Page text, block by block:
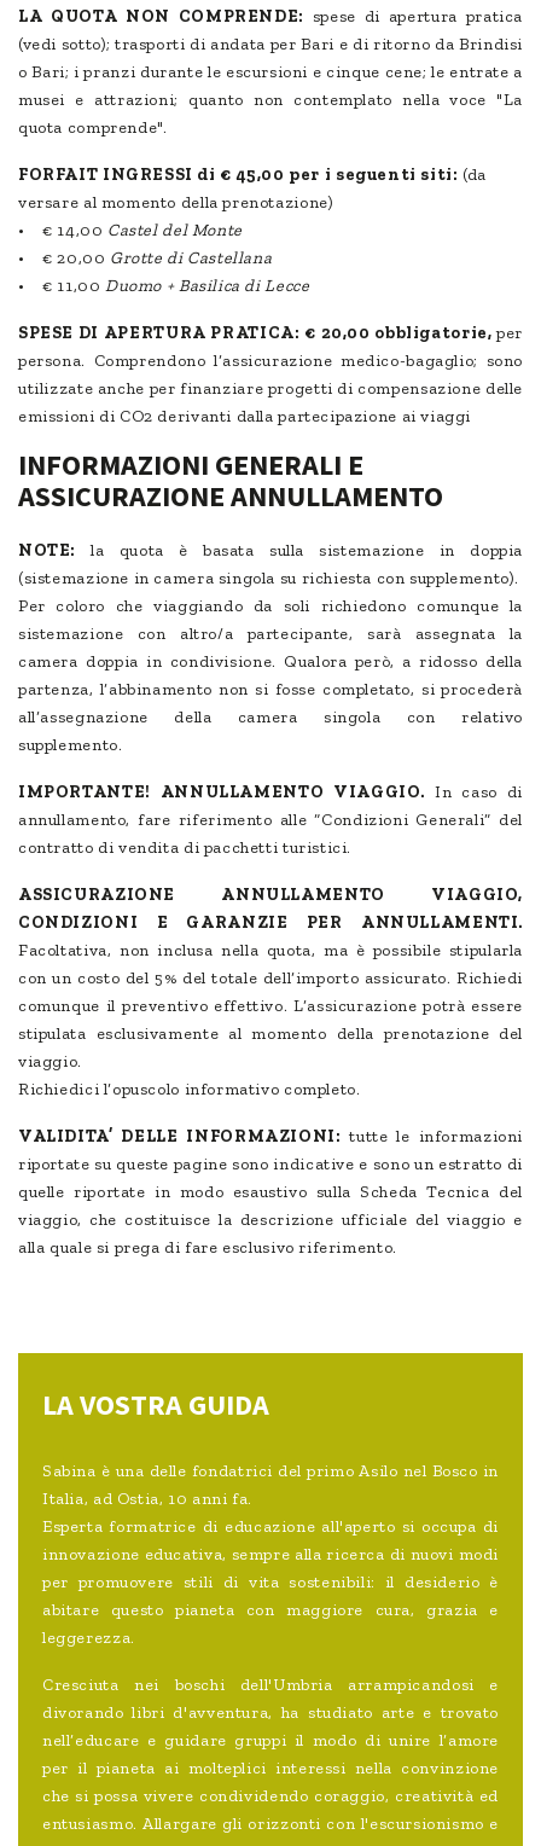
LA QUOTA NON COMPRENDE: spese di apertura pratica
(vedi sotto); trasporti di andata per Bari e di ritorno da Brindisi
o Bari; i pranzi durante le escursioni e cinque cene; le entrate a
musei e attrazioni; quanto non contemplato nella voce "La
quota comprende".
FORFAIT INGRESSI di € 45,00 per i seguenti siti: (da
versare al momento della prenotazione)
• € 14,00 Castel del Monte
• € 20,00 Grotte di Castellana
• € 11,00 Duomo + Basilica di Lecce
SPESE DI APERTURA PRATICA: € 20,00 obbligatorie,per
persona. Comprendono l’assicurazione medico-bagaglio; sono
utilizzate anche per finanziare progetti di compensazione delle
emissioni di CO2 derivanti dalla partecipazione ai viaggi
INFORMAZIONI GENERALI E
ASSICURAZIONE ANNULLAMENTO
NOTE:
la quota è basata sulla sistemazione in doppia
(sistemazione in camera singola su richiesta con supplemento).
Per coloro che viaggiando da soli richiedono comunque la
sistemazione con altro/a partecipante, sarà assegnata la
camera doppia in condivisione. Qualora però, a ridosso della
partenza, l’abbinamento non si fosse completato, si procederà
all’assegnazione della camera singola con relativo
supplemento.
IMPORTANTE! ANNULLAMENTO VIAGGIO. In caso di
annullamento, fare riferimento alle “Condizioni Generali” del
contratto di vendita di pacchetti turistici.
ASSICURAZIONE ANNULLAMENTO VIAGGIO,
CONDIZIONI E GARANZIE PER ANNULLAMENTI.
Facoltativa, non inclusa nella quota, ma è possibile stipularla
con un costo del 5% del totale dell’importo assicurato. Richiedi
comunque il preventivo effettivo. L’assicurazione potrà essere
stipulata esclusivamente al momento della prenotazione del
viaggio.
Richiedici l’opuscolo informativo completo.
VALIDITA’ DELLE INFORMAZIONI: tutte le informazioni
riportate su queste pagine sono indicative e sono un estratto di
quelle riportate in modo esaustivo sulla Scheda Tecnica del
viaggio, che costituisce la descrizione ufficiale del viaggio e
alla quale si prega di fare esclusivo riferimento.
LA VOSTRA GUIDA
Sabina è una delle fondatrici del primo Asilo nel Bosco in
Italia, ad Ostia, 10 anni fa.
Esperta formatrice di educazione all'aperto si occupa di
innovazione educativa, sempre alla ricerca di nuovi modi
per promuovere stili di vita sostenibili: il desiderio è
abitare questo pianeta con maggiore cura, grazia e
leggerezza.
Cresciuta nei boschi dell'Umbria arrampicandosi e
divorando libri d'avventura, ha studiato arte e trovato
nell’educare e guidare gruppi il modo di unire l’amore
per il pianeta ai molteplici interessi nella convinzione
che si possa vivere condividendo coraggio, creatività ed
entusiasmo. Allargare gli orizzonti con l'escursionismo e